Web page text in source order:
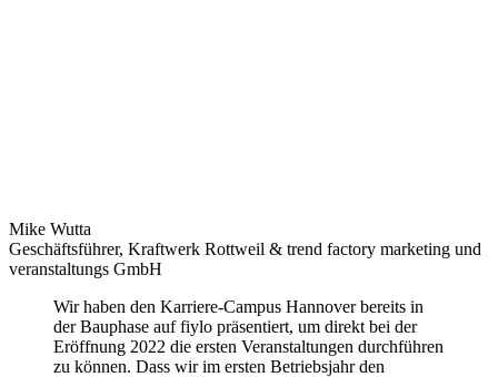
Mike Wutta
Geschäftsführer, Kraftwerk Rottweil & trend factory marketing und
veranstaltungs GmbH
Wir haben den Karriere-Campus Hannover bereits in
der Bauphase auf fiylo präsentiert, um direkt bei der
Eröffnung 2022 die ersten Veranstaltungen durchführen
zu können. Dass wir im ersten Betriebsjahr den